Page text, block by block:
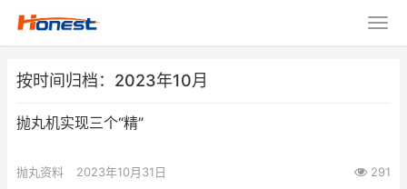
按时间归档：2023年10月
抛丸机实现三个“精”
抛丸资料 2023年10月31日 291